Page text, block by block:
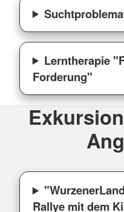
Lerntherapie
Forderung"
Rallye mit dem